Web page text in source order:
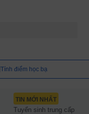
Tính điểm học bạ
TIN MỚI NHẤT
Tuyển sinh trung cấp